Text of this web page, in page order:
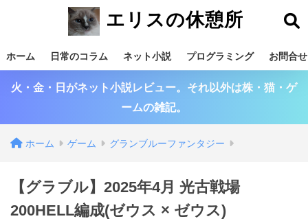
エリスの休憩所
ホーム 日常のコラム ネット小説 プログラミング お問合せ
火・金・日がネット小説レビュー。それ以外は株・猫・ゲ
ームの雑記。
ホーム ゲーム グランブルーファンタジー
【グラブル】2025年4月 光古戦場
200HELL編成(ゼウス × ゼウス)